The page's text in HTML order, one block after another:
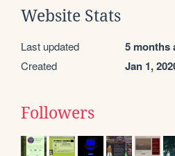
Website Stats
Last updated 5 months
Created Jan 1,
Followers